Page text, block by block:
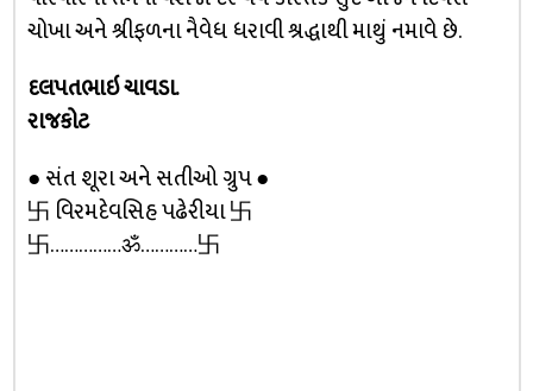
ચોખા અને શ્રીફળના નૈવેધ ધરાવી શ્રદ્ધાથી માથું નમાવે છે.
દલપતભાઇ ચાવડા.
રાજકોટ
● સંત શૂરા અને સતીઓ ગ્રુપ ●
卐 વિરમદેવસિહ પઢેરીયા 卐
卐……………ॐ…………卐